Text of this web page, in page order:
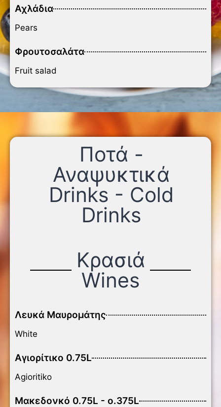
Αχλάδια
Pears
Φρουτοσαλάτα
Fruit salad
Ποτά -
Αναψυκτικά
Drinks - Cold
Drinks
Κρασιά
Wines
Λευκά Μαυρομάτης
White
Αγιορίτικο 0.75L
Agioritiko
Μακεδονκό 0.75L - ο.375L